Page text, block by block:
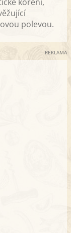
koření,
polevou.
REKLAMA